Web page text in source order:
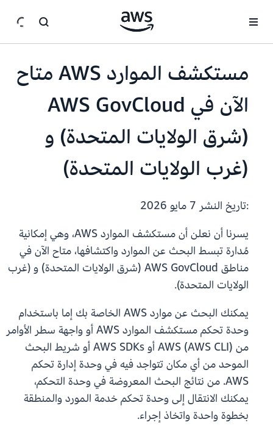
مستكشف الموارد AWS متاح
الآن في AWS GovCloud
(شرق الولايات المتحدة) و
(غرب الولايات المتحدة)
:تاريخ النشر
يسرنا أن نعلن أن مستكشف الموارد AWS، وهي إمكانية
مُدارة تبسط البحث عن الموارد واكتشافها، متاح الآن في
مناطق AWS GovCloud (شرق الولايات المتحدة) و (غرب
الولايات المتحدة).
يمكنك البحث عن موارد AWS الخاصة بك إما باستخدام
وحدة تحكم مستكشف الموارد AWS أو واجهة سطر الأوامر
من AWS (AWS CLI) أو AWS SDKs أو شريط البحث
الموحد من أي مكان تتواجد فيه في وحدة إدارة تحكم
AWS. من نتائج البحث المعروضة في وحدة التحكم،
يمكنك الانتقال إلى وحدة تحكم خدمة المورد والمنطقة
بخطوة واحدة واتخاذ إجراء.